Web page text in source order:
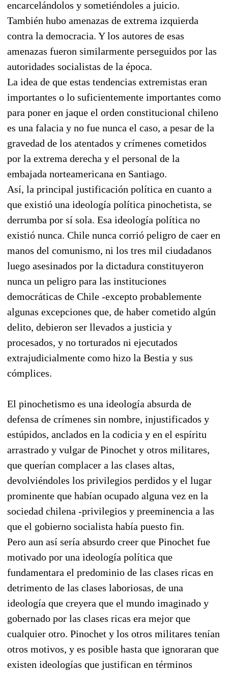
encarcelándolos y sometiéndoles a juicio.
También hubo amenazas de extrema izquierda
contra la democracia. Y los autores de esas
amenazas fueron similarmente perseguidos por las
autoridades socialistas de la época.
La idea de que estas tendencias extremistas eran
importantes o lo suficientemente importantes como
para poner en jaque el orden constitucional chileno
es una falacia y no fue nunca el caso, a pesar de la
gravedad de los atentados y crímenes cometidos
por la extrema derecha y el personal de la
embajada norteamericana en Santiago.
Así, la principal justificación política en cuanto a
que existió una ideología política pinochetista, se
derrumba por sí sola. Esa ideología política no
existió nunca. Chile nunca corrió peligro de caer en
manos del comunismo, ni los tres mil ciudadanos
luego asesinados por la dictadura constituyeron
nunca un peligro para las instituciones
democráticas de Chile -excepto probablemente
algunas excepciones que, de haber cometido algún
delito, debieron ser llevados a justicia y
procesados, y no torturados ni ejecutados
extrajudicialmente como hizo la Bestia y sus
cómplices.
El pinochetismo es una ideología absurda de
defensa de crímenes sin nombre, injustificados y
estúpidos, anclados en la codicia y en el espíritu
arrastrado y vulgar de Pinochet y otros militares,
que querían complacer a las clases altas,
devolviéndoles los privilegios perdidos y el lugar
prominente que habían ocupado alguna vez en la
sociedad chilena -privilegios y preeminencia a las
que el gobierno socialista había puesto fin.
Pero aun así sería absurdo creer que Pinochet fue
motivado por una ideología política que
fundamentara el predominio de las clases ricas en
detrimento de las clases laboriosas, de una
ideología que creyera que el mundo imaginado y
gobernado por las clases ricas era mejor que
cualquier otro. Pinochet y los otros militares tenían
otros motivos, y es posible hasta que ignoraran que
existen ideologías que justifican en términos